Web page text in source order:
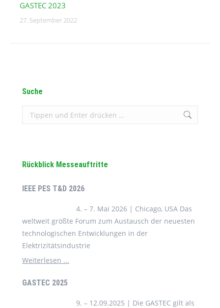
GASTEC 2023
27. September 2022
Suche
Search:
Rückblick Messeauftritte
IEEE PES T&D 2026
4. – 7. Mai 2026 | Chicago, USA Das
weltweit größte Forum zum Austausch der neuesten
technologischen Entwicklungen in der
Elektrizitätsindustrie
Weiterlesen ...
GASTEC 2025
9. – 12.09.2025 | Die GASTEC gilt als